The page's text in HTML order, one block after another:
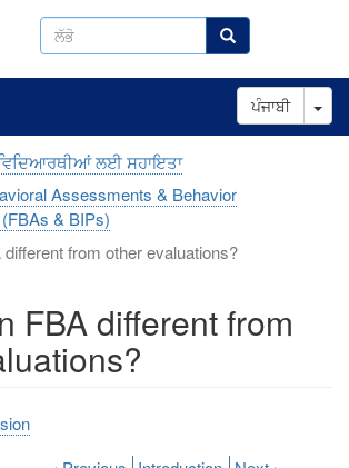
ਲੱਭੋ ਲੱਭੋ
ਪੰਜਾਬੀ
ਲਈ ਸਹਾਇਤਾ
Assessments & Behavior
& BIPs)
from other evaluations?
FBA different from